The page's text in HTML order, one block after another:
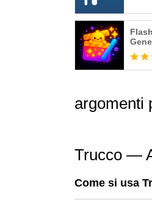
argomenti
Trucco —
Come si usa